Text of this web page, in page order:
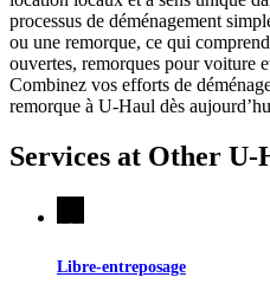
processus de déménagement
ou une remorque, ce qui
ouvertes, remorques pour voiture
Combinez vos efforts de
remorque à U-Haul dès
Services at Other U-
Libre-entreposage